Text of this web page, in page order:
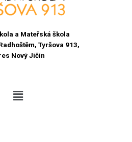
a Mateřská škola
Tyršova 913,
Nový Jičín